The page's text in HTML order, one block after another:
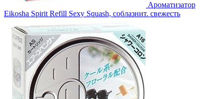
Ароматизатор
Eikosha Spirit Refill Sexy Squash, соблазнит. свежесть